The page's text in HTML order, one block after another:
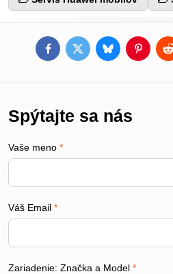
FacebookTwitterBlueskyPinterest
Spýtajte sa nás
Vaše meno *
Váš Email *
Zariadenie: Značka a Model *